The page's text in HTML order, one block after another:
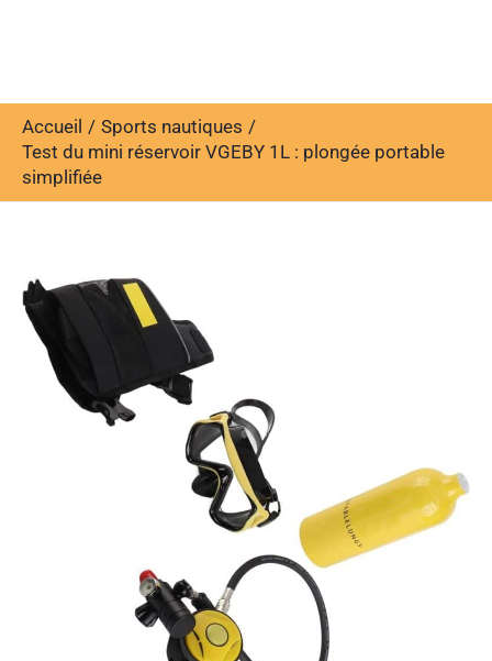
Accueil
Sports nautiques
Test du mini réservoir VGEBY 1L : plongée portable
simplifiée